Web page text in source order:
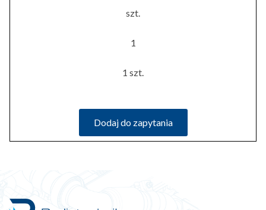
szt.
1
1 szt.
Dodaj do zapytania